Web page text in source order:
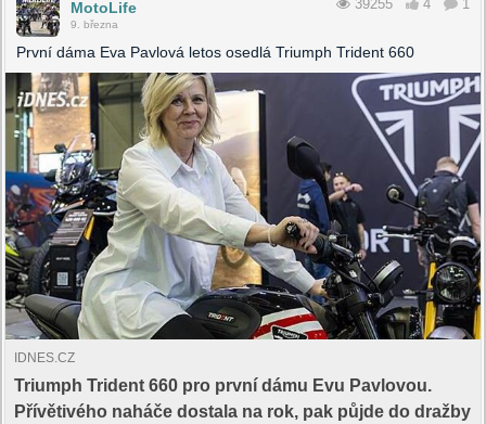
MotoLife
9. března
39255 4 1
První dáma Eva Pavlová letos osedlá Triumph Trident 660
IDNES.CZ
Triumph Trident 660 pro první dámu Evu Pavlovou.
Přívětivého naháče dostala na rok, pak půjde do dražby